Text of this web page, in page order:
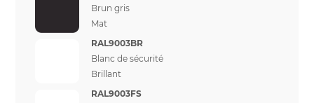
Brun gris
Mat
RAL9003BR
Blanc de sécurité
Brillant
RAL9003FS